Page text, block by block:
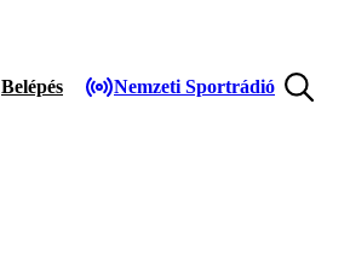
Belépés Nemzeti Sportrádió